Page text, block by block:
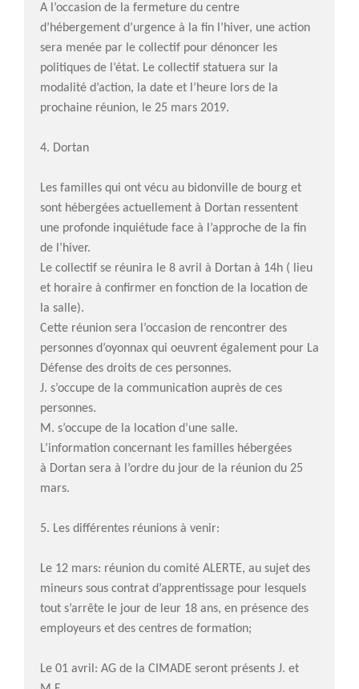
Assemblée générale du 29
11 février : Goûter des AFT
A l’occasion de la fermeture du centre
d’hébergement d’urgence à la fin l’hiver, une action
sera menée par le collectif pour dénoncer les
politiques de l’état. Le collectif statuera sur la
modalité d’action, la date et l’heure lors de la
prochaine réunion, le 25 mars 2019.
4. Dortan
Les familles qui ont vécu au bidonville de bourg et
sont hébergées actuellement à Dortan ressentent
une profonde inquiétude face à l’approche de la fin
de l’hiver.
Le collectif se réunira le 8 avril à Dortan à 14h ( lieu
et horaire à confirmer en fonction de la location de
la salle).
Cette réunion sera l’occasion de rencontrer des
personnes d’oyonnax qui oeuvrent également pour La
Défense des droits de ces personnes.
J. s’occupe de la communication auprès de ces
personnes.
M. s’occupe de la location d’une salle.
L’information concernant les familles hébergées
à Dortan sera à l’ordre du jour de la réunion du 25
mars.
5. Les différentes réunions à venir:
Le 12 mars: réunion du comité ALERTE, au sujet des
mineurs sous contrat d’apprentissage pour lesquels
tout s’arrête le jour de leur 18 ans, en présence des
employeurs et des centres de formation;
Le 01 avril: AG de la CIMADE seront présents J. et